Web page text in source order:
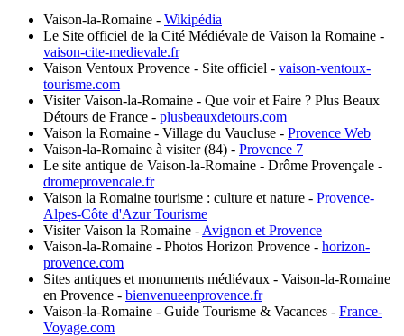
Vaison-la-Romaine - Wikipédia
Le Site officiel de la Cité Médiévale de Vaison la Romaine -
vaison-cite-medievale.fr
Vaison Ventoux Provence - Site officiel - vaison-ventoux-
tourisme.com
Visiter Vaison-la-Romaine - Que voir et Faire ? Plus Beaux
Détours de France - plusbeauxdetours.com
Vaison la Romaine - Village du Vaucluse - Provence Web
Vaison-la-Romaine à visiter (84) - Provence 7
Le site antique de Vaison-la-Romaine - Drôme Provençale -
dromeprovencale.fr
Vaison la Romaine tourisme : culture et nature - Provence-
Alpes-Côte d'Azur Tourisme
Visiter Vaison la Romaine - Avignon et Provence
Vaison-la-Romaine - Photos Horizon Provence - horizon-
provence.com
Sites antiques et monuments médiévaux - Vaison-la-Romaine
en Provence - bienvenueenprovence.fr
Vaison-la-Romaine - Guide Tourisme & Vacances - France-
Voyage.com